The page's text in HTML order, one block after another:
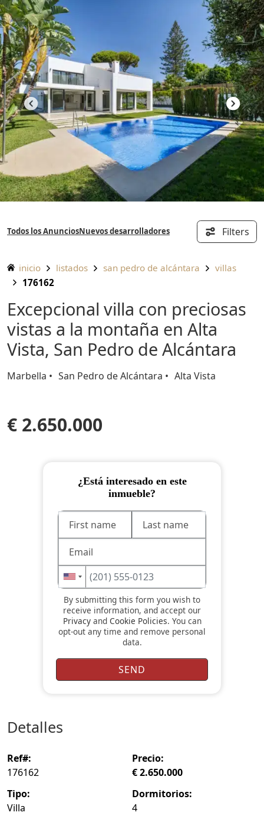
Saltar
al
contenido
Todos los Anuncios Nuevos desarrolladores Filters
inicio listados san pedro de alcántara
villas
176162
Excepcional villa con preciosas
vistas a la montaña en Alta
Vista, San Pedro de Alcántara
Marbella San Pedro de Alcántara Alta Vista
€ 2.650.000
¿Está interesado en este
inmueble?
By submitting this form you wish to
receive information, and accept our
Privacyand Cookie Policies. You can
opt-out any time and remove personal
data.
detalles
ref#:
176162
precio:
€ 2.650.000
tipo:
Villa
dormitorios:
4